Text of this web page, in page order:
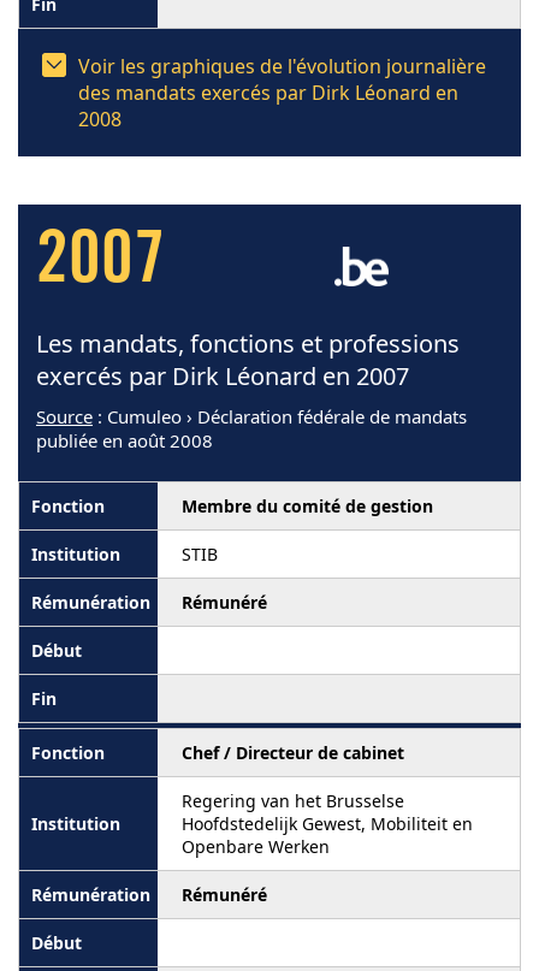
Voir les graphiques de l'évolution journalière
des mandats exercés par Dirk Léonard en
2008
2007
Les mandats, fonctions et professions
exercés par Dirk Léonard en 2007
Source : Cumuleo › Déclaration fédérale de mandats
publiée en août 2008
Membre du comité de gestion
STIB
Rémunéré
Chef / Directeur de cabinet
Regering van het Brusselse
Hoofdstedelijk Gewest, Mobiliteit en
Openbare Werken
Rémunéré